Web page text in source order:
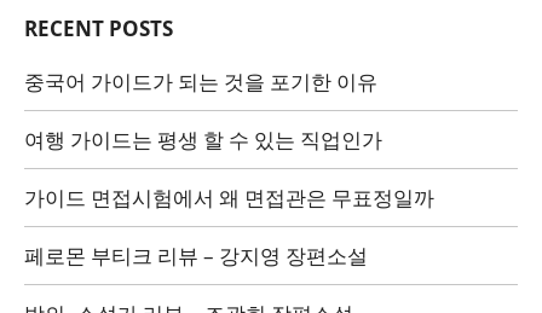
RECENT POSTS
중국어 가이드가 되는 것을 포기한 이유
여행 가이드는 평생 할 수 있는 직업인가
가이드 면접시험에서 왜 면접관은 무표정일까
페로몬 부티크 리뷰 – 강지영 장편소설